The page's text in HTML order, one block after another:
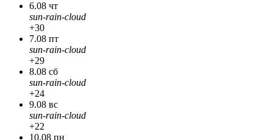
6.08 чт
sun-rain-cloud
+30
7.08 пт
sun-rain-cloud
+29
8.08 сб
sun-rain-cloud
+24
9.08 вс
sun-rain-cloud
+22
10.08 пн